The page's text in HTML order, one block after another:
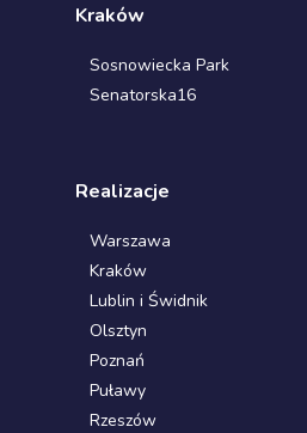
Kraków
Sosnowiecka Park
Senatorska16
Realizacje
Warszawa
Kraków
Lublin i Świdnik
Olsztyn
Poznań
Puławy
Rzeszów